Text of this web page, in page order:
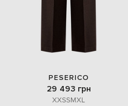
PESERICO
29 493 грн
XXSSMXL